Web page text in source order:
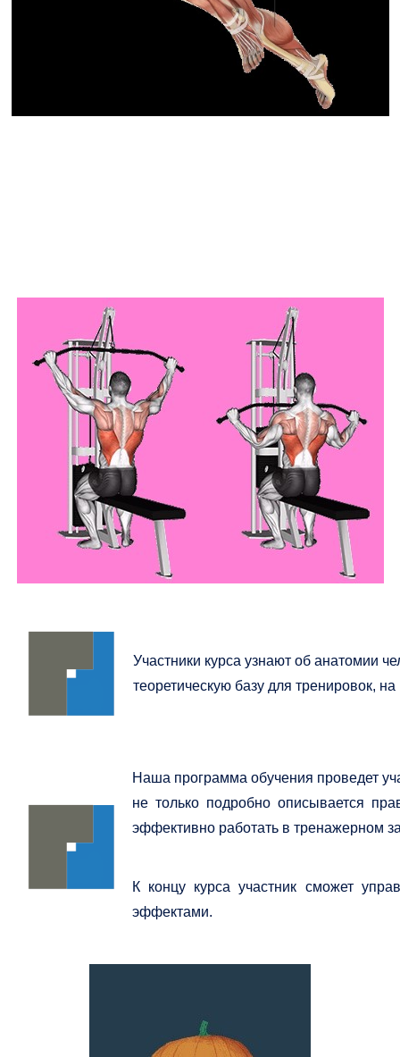
Участники курса узнают об анатомии
теоретическую базу для тренировок,
Наша программа обучения проведет
не только подробно описывается
эффективно работать в тренажерном
К концу курса участник сможет
эффектами.